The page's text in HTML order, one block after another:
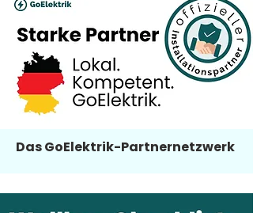
Das GoElektrik-Partnernetzwerk